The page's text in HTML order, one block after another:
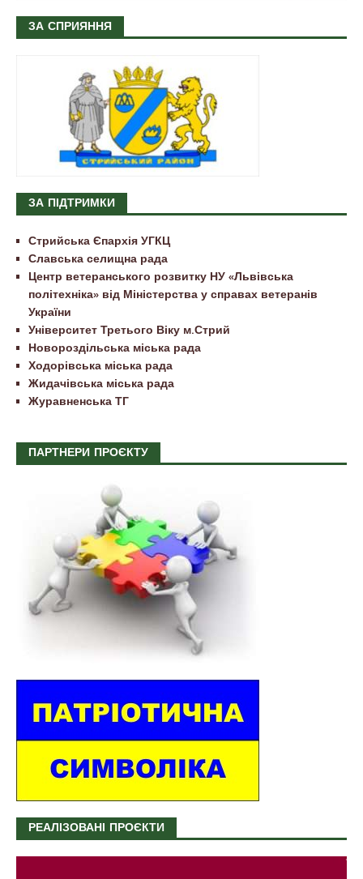
ЗА СПРИЯННЯ
ЗА ПІДТРИМКИ
Стрийська Єпархія УГКЦ
Славська селищна рада
Центр ветеранського розвитку НУ «Львівська
політехніка» від Міністерства у справах ветеранів
України
Університет Третього Віку м.Стрий
Новороздільська міська рада
Ходорівська міська рада
Жидачівська міська рада
Журавненська ТГ
ПАРТНЕРИ ПРОЄКТУ
РЕАЛІЗОВАНІ ПРОЄКТИ